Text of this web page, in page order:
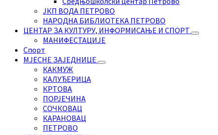
ЈКП ВОДА ПЕТРОВО
НАРОДНА БИБЛИОТЕКА ПЕТРОВО
ЦЕНТАР ЗА КУЛТУРУ, ИНФОРМИСАЊЕ И СПОРТ
МАНИФЕСТАЦИЈЕ
Спорт
МЈЕСНЕ ЗАЈЕДНИЦЕ
КАКМУЖ
КАЛУЂЕРИЦА
КРТОВА
ПОРЈЕЧИНА
СОЧКОВАЦ
КАРАНОВАЦ
ПЕТРОВО